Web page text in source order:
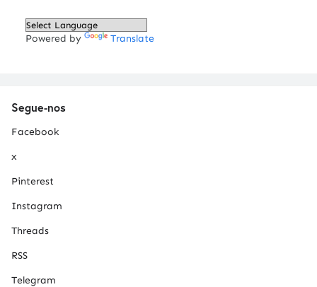
Powered by Translate
Segue-nos
Facebook
x
Pinterest
Instagram
Threads
RSS
Telegram